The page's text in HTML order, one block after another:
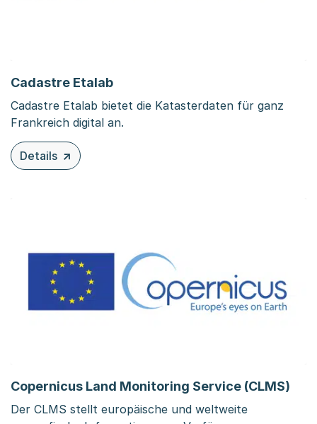
Cadastre Etalab
Cadastre Etalab bietet die Katasterdaten für ganz
Frankreich digital an.
Details
zu diesem Inhalt: Cadastre Etalab
Copernicus Land Monitoring Service (CLMS)
Der CLMS stellt europäische und weltweite